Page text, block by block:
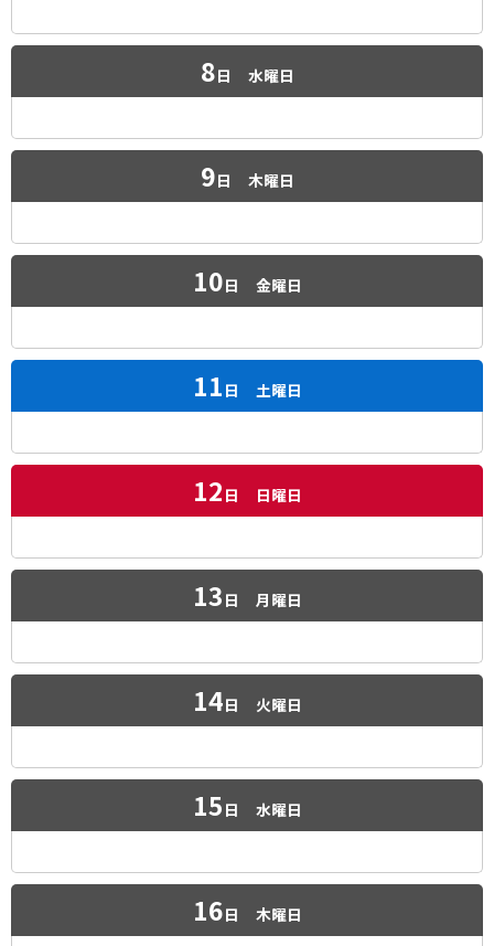
8日 水曜日
9日 木曜日
10日 金曜日
11 日 土曜日
12 日 日曜日
13 日 月曜日
14日 火曜日
15 日 水曜日
16日 木曜日